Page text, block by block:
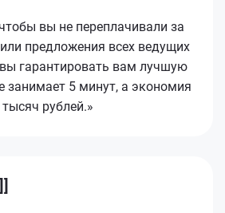
вы не переплачивали за
предложения всех ведущих
гарантировать вам лучшую
занимает 5 минут, а экономия
рублей.»